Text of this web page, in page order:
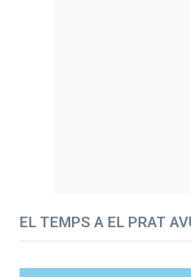
EL TEMPS A EL PRAT